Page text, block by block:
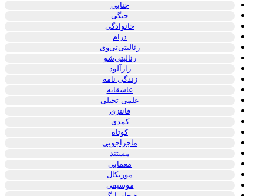
جنایی
جنگی
خانوادگی
درام
رئالیتی‌تی‌وی
رئالیتی‌شو
رازآلود
زندگی نامه
عاشقانه
علمی-تخیلی
فانتزی
کمدی
کوتاه
ماجراجویی
مستند
معمایی
موزیکال
موسیقی